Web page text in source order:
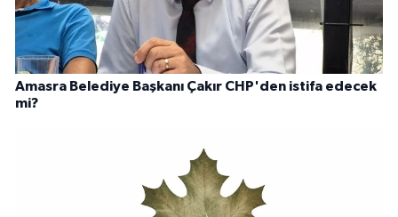
Amasra Belediye Başkanı Çakır CHP'den istifa edecek
mi?